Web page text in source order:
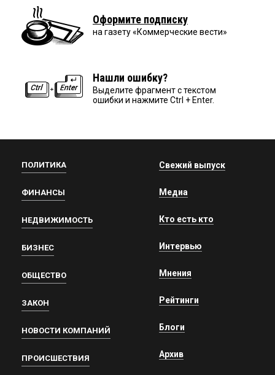
Оформите подписку
на газету «Коммерческие вести»
Нашли ошибку?
Выделите фрагмент с текстом
ошибки и нажмите Ctrl + Enter.
ПОЛИТИКА
ФИНАНСЫ
НЕДВИЖИМОСТЬ
БИЗНЕС
ОБЩЕСТВО
ЗАКОН
НОВОСТИ КОМПАНИЙ
ПРОИСШЕСТВИЯ
Свежий выпуск
Медиа
Кто есть кто
Интервью
Мнения
Рейтинги
Блоги
Архив